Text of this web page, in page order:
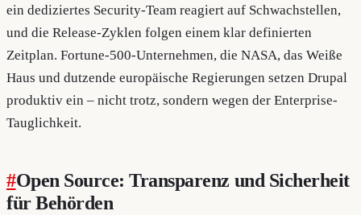
ein dediziertes Security-Team reagiert auf Schwachstellen,
und die Release-Zyklen folgen einem klar definierten
Zeitplan. Fortune-500-Unternehmen, die NASA, das Weiße
Haus und dutzende europäische Regierungen setzen Drupal
produktiv ein – nicht trotz, sondern wegen der Enterprise-
Tauglichkeit.
#Open Source: Transparenz und Sicherheit
für Behörden